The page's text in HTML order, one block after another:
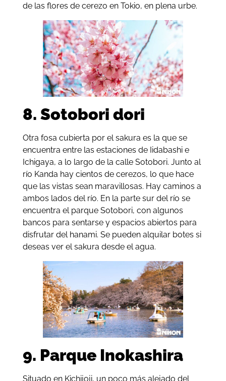
de las flores de cerezo en Tokio, en plena urbe.
8. Sotobori dori
Otra fosa cubierta por el sakura es la que se
encuentra entre las estaciones de Iidabashi e
Ichigaya, a lo largo de la calle Sotobori. Junto al
río Kanda hay cientos de cerezos, lo que hace
que las vistas sean maravillosas. Hay caminos a
ambos lados del río. En la parte sur del río se
encuentra el parque Sotobori, con algunos
bancos para sentarse y espacios abiertos para
disfrutar del hanami. Se pueden alquilar botes si
deseas ver el sakura desde el agua.
9. Parque Inokashira
Situado en Kichijoji, un poco más alejado del